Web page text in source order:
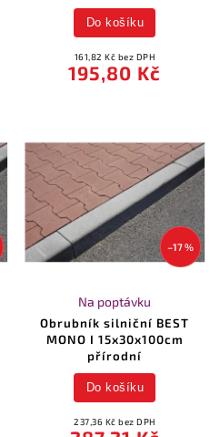
161,82 Kč bez DPH
195,80 Kč
Do košíku
–17 %
Obrubník silniční BEST
MONO I 15x30x100cm
přírodní
Na poptávku
237,36 Kč bez DPH
Do košíku